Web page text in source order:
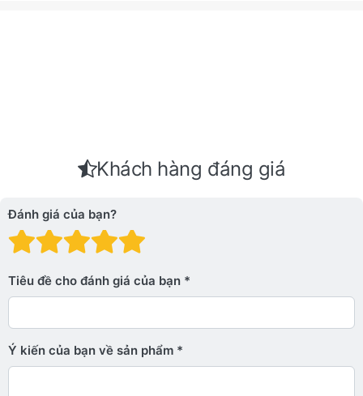
Khách hàng đáng giá
Đánh giá của bạn?
Đánh giá: 4 trên 5
Đánh giá: 3 trên 5 sao.
Đánh giá: 2 trên 5 sao.
Đánh giá: 1 trên 5 sao. Xấu
Tiêu đề cho đánh giá của bạn
Ý kiến ​​của bạn về sản phẩm